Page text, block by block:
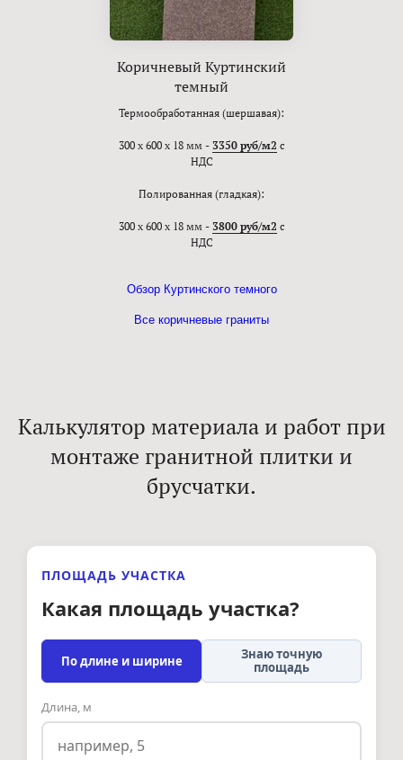
Коричневый Куртинский
темный
Термообработанная (шершавая):
300 х 600 х 18 мм - 3350 руб/м2 с
НДС
Полированная (гладкая):
300 х 600 х 18 мм - 3800 руб/м2 с
НДС
Обзор Куртинского темного
Все коричневые граниты
Калькулятор материала и работ при
монтаже гранитной плитки и
брусчатки.
ПЛОЩАДЬ УЧАСТКА
Какая площадь участка?
По длине и ширине
Знаю точную
площадь
Длина, м